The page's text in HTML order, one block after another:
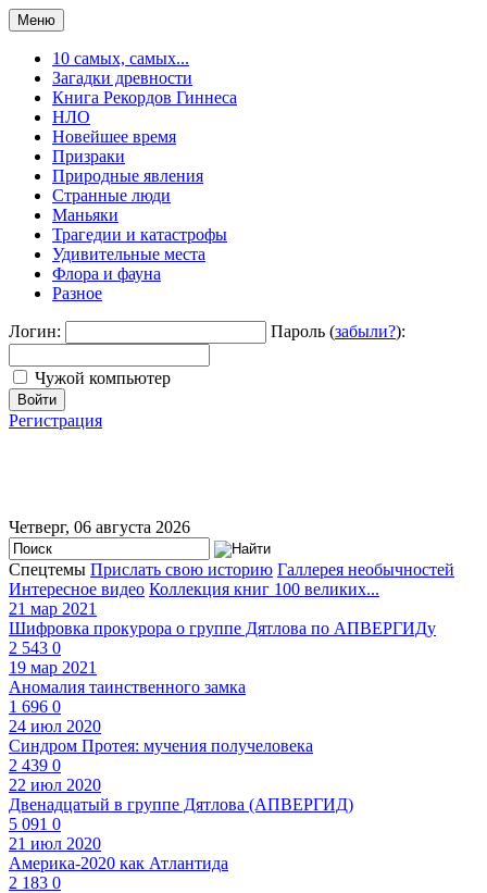
Меню
10 самых, самых...
Загадки древности
Книга Рекордов Гиннеса
НЛО
Новейшее время
Призраки
Природные явления
Странные люди
Маньяки
Трагедии и катастрофы
Удивительные места
Флора и фауна
Разное
Логин: Пароль (забыли?):
Чужой компьютер
Войти
Регистрация
Четверг, 06 августа 2026
Спецтемы Прислать свою историю Галлерея необычностей
Интересное видео Коллекция книг 100 великих...
21 мар 2021
Шифровка прокурора о группе Дятлова по АПВЕРГИДу
2 543 0
19 мар 2021
Аномалия таинственного замка
1 696 0
24 июл 2020
Синдром Протея: мучения получеловека
2 439 0
22 июл 2020
Двенадцатый в группе Дятлова (АПВЕРГИД)
5 091 0
21 июл 2020
Америка-2020 как Атлантида
2 183 0